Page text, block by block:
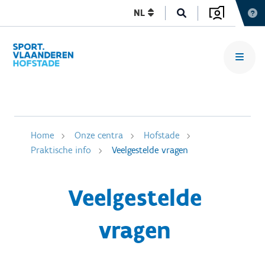
NL
Home Onze centra
Hofstade
Praktische info
Veelgestelde vragen
Veelgestelde
vragen